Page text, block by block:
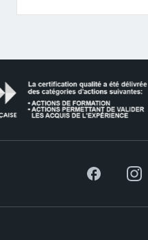
Presse
FAQ
Contact
Plans et accès à TSM
Facebook